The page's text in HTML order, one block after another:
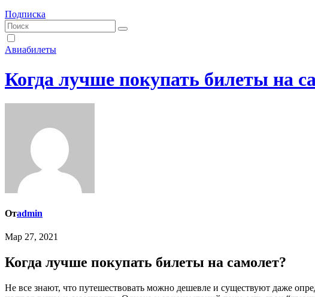
Подписка
Авиабилеты
Когда лучше покупать билеты на
Отadmin
Мар 27, 2021
Когда лучше покупать билеты на самолет?
Не все знают, что путешествовать можно дешевле и существуют даже